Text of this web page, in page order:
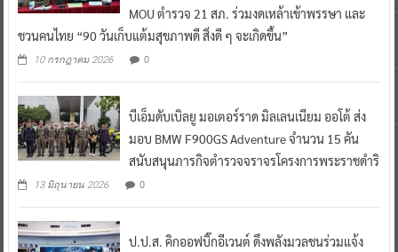
MOU ตำรวจ 21 สภ. ร่วมงดเหล้าเข้าพรรษา และ
ชวนคนไทย “90 วันเก็บแต้มสุขภาพดี สิ่งดี ๆ จะเกิดขึ้น”
10 กรกฎาคม 2026 0
บีเอ็มดับเบิลยู มอเตอร์ราด มิลเลนเนียม ออโต้ ส่ง
มอบ BMW F900GS Adventure จำนวน 15 คัน
สนับสนุนภารกิจตำรวจจราจรโครงการพระราชดำริ
13 มิถุนายน 2026 0
ป.ป.ส. คิกออฟบิ๊กอีเวนต์ ดึงพลังมวลชนร่วมแจ้ง